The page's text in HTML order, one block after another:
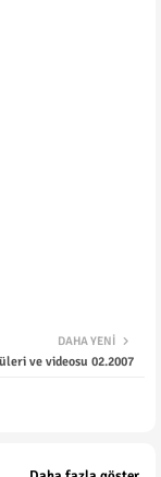
DAHA YENI
ve videosu 02.2007